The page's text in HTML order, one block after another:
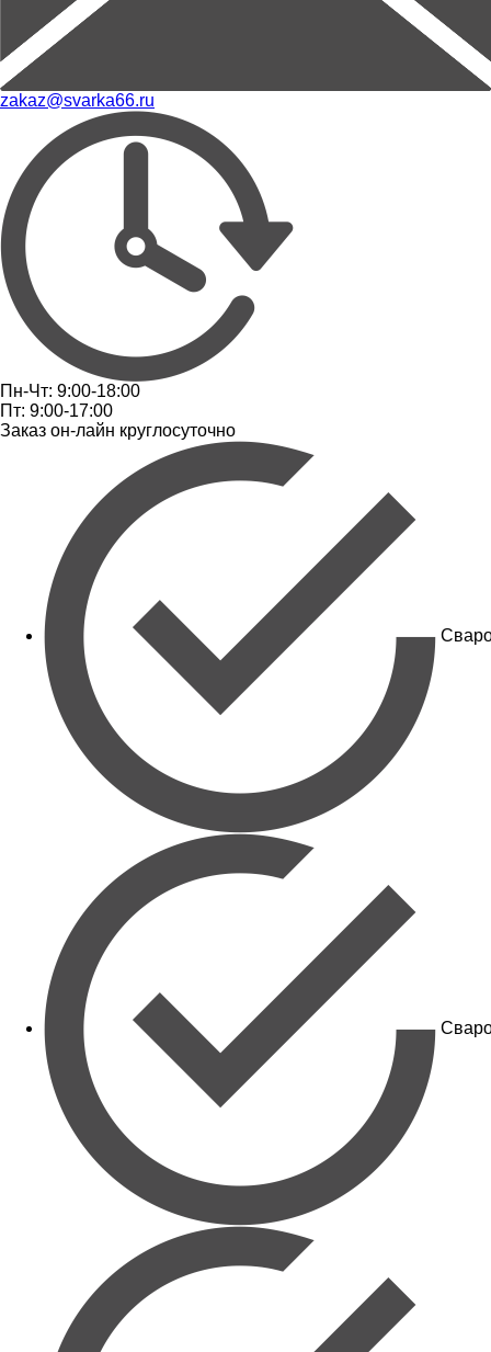
zakaz@svarka66.ru
Пн-Чт: 9:00-18:00
Пт: 9:00-17:00
Заказ он-лайн круглосуточно